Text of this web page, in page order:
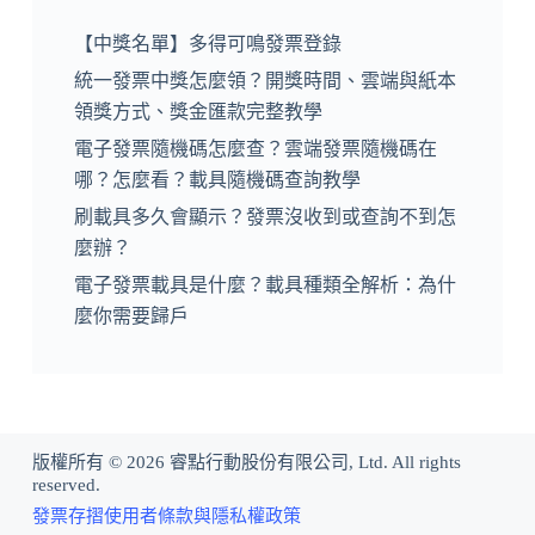
【中獎名單】多得可鳴發票登錄
統一發票中獎怎麼領？開獎時間、雲端與紙本
領獎方式、獎金匯款完整教學
電子發票隨機碼怎麼查？雲端發票隨機碼在
哪？怎麼看？載具隨機碼查詢教學
刷載具多久會顯示？發票沒收到或查詢不到怎
麼辦？
電子發票載具是什麼？載具種類全解析：為什
麼你需要歸戶
版權所有 © 2026 睿點行動股份有限公司, Ltd. All rights
reserved.
發票存摺使用者條款與隱私權政策